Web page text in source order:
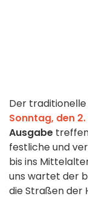
Der traditionelle
Sonntag, den
Ausgabe
festliche und
bis ins
uns wartet der
die Straßen der